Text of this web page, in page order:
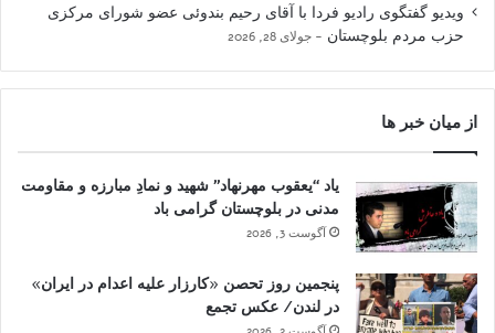
ویدیو گفتگوی رادیو فردا با آقای رحیم بندوئی عضو شورای مرکزی
حزب مردم بلوچستان
جولای 28, 2026
از میان خبر ها
یاد “یعقوب مهرنهاد” شهید و نمادِ مبارزه و مقاومت
مدنی در بلوچستان گرامی باد
آگوست 3, 2026
پنجمین روز تحصن «کارزار علیه اعدام در ایران»
در لندن/ عکس تجمع